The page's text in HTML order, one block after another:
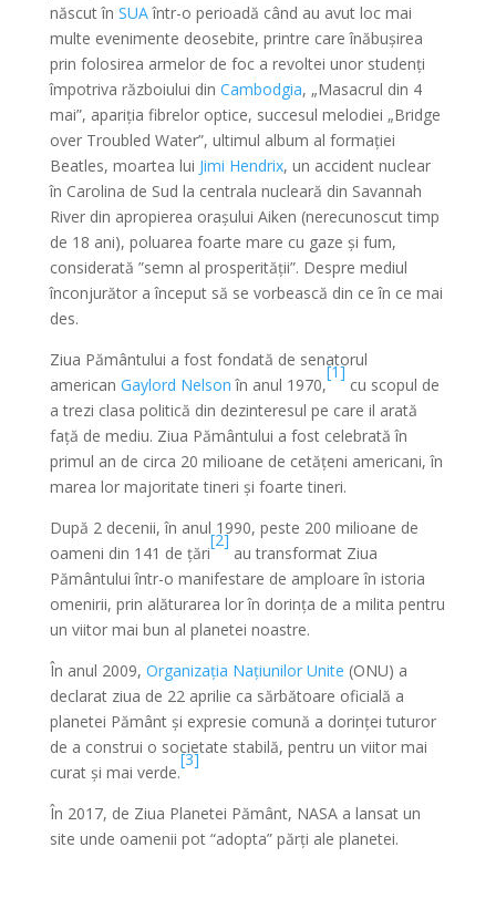
născut în SUAîntr-o perioadă când au avut loc mai
multe evenimente deosebite, printre care înăbușirea
prin folosirea armelor de foc a revoltei unor studenți
împotriva războiului din Cambodgia, „Masacrul din 4
mai”, apariția fibrelor optice, succesul melodiei „Bridge
over Troubled Water”, ultimul album al formației
Beatles, moartea lui Jimi Hendrix, un accident nuclear
în Carolina de Sud la centrala nucleară din Savannah
River din apropierea orașului Aiken (nerecunoscut timp
de 18 ani), poluarea foarte mare cu gaze și fum,
considerată ”semn al prosperității”. Despre mediul
înconjurător a început să se vorbească din ce în ce mai
des.
Ziua Pământului a fost fondată de senatorul
american Gaylord Nelson în anul 1970,
[1]
cu scopul de
a trezi clasa politică din dezinteresul pe care il arată
față de mediu. Ziua Pământului a fost celebrată în
primul an de circa 20 milioane de cetățeni americani, în
marea lor majoritate tineri și foarte tineri.
După 2 decenii, în anul 1990, peste 200 milioane de
oameni din 141 de țări
[2]
au transformat Ziua
Pământului într-o manifestare de amploare în istoria
omenirii, prin alăturarea lor în dorința de a milita pentru
un viitor mai bun al planetei noastre.
În anul 2009, Organizația Națiunilor Unite (ONU) a
declarat ziua de 22 aprilie ca sărbătoare oficială a
planetei Pământ și expresie comună a dorinței tuturor
de a construi o societate stabilă, pentru un viitor mai
curat și mai verde.
[3]
În 2017, de Ziua Planetei Pământ, NASA a lansat un
site unde oamenii pot “adopta” părți ale planetei.